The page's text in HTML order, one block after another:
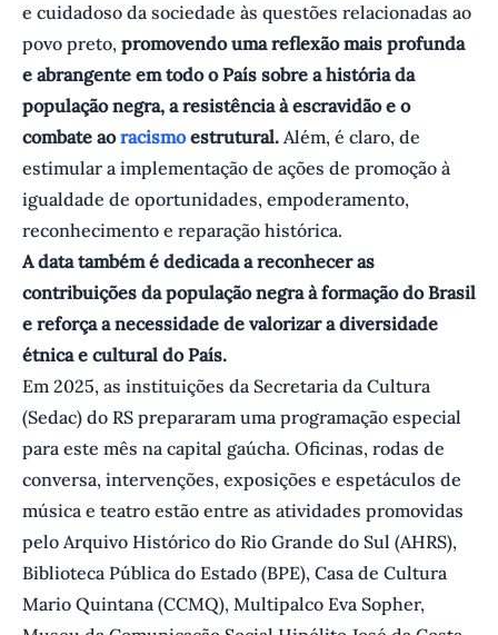
e cuidadoso da sociedade às questões relacionadas ao
povo preto, promovendo uma reflexão mais profunda
e abrangente em todo o País sobre a história da
população negra, a resistência à escravidão e o
combate aoracismoestrutural. Além, é claro, de
estimular a implementação de ações de promoção à
igualdade de oportunidades, empoderamento,
reconhecimento e reparação histórica.
A data também é dedicada a reconhecer as
contribuições da população negra à formação do Brasil
e reforça a necessidade de valorizar a diversidade
étnica e cultural do País.
Em 2025, as instituições da Secretaria da Cultura
(Sedac) do RS prepararam uma programação especial
para este mês na capital gaúcha. Oficinas, rodas de
conversa, intervenções, exposições e espetáculos de
música e teatro estão entre as atividades promovidas
pelo Arquivo Histórico do Rio Grande do Sul (AHRS),
Biblioteca Pública do Estado (BPE), Casa de Cultura
Mario Quintana (CCMQ), Multipalco Eva Sopher,